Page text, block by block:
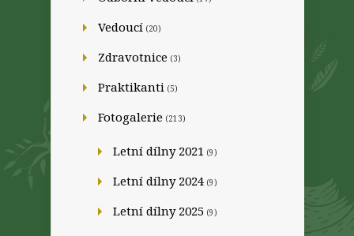
Vedoucí (20)
Zdravotnice (3)
Praktikanti (5)
Fotogalerie (213)
Letní dílny 2021 (9)
Letní dílny 2024 (9)
Letní dílny 2025 (9)